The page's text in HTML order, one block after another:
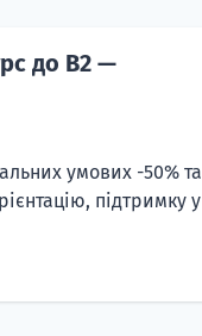
до B2 —
умових -50% та
підтримку у